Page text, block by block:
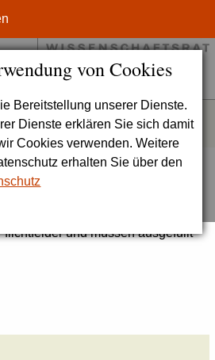
von Cookies
Bereitstellung unserer Dienste.
Dienste erklären Sie sich damit
Cookies verwenden. Weitere
erhalten Sie über den
und müssen ausgefüllt